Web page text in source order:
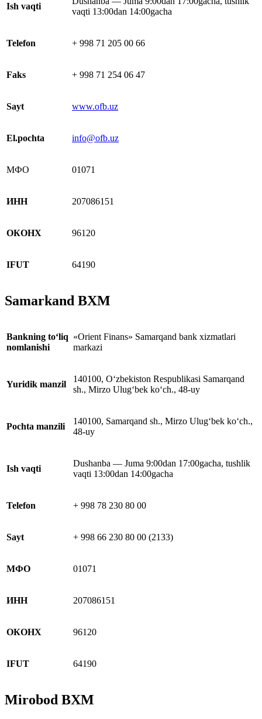
Ish vaqti
vaqti 13:00dan 14:00gacha
Telefon + 998 71 205 00 66
Faks + 998 71 254 06 47
Sayt www.ofb.uz
El.pochta info@ofb.uz
МФО 01071
ИНН 207086151
ОКОНХ 96120
IFUT 64190
Samarkand BXM
Bankning to‘liq
nomlanishi
«Orient Finans» Samarqand bank xizmatlari
markazi
Yuridik manzil
140100, O‘zbekiston Respublikasi Samarqand
sh., Mirzo Ulug‘bek ko‘ch., 48-uy
Pochta manzili
140100, Samarqand sh., Mirzo Ulug‘bek ko‘ch.,
48-uy
Ish vaqti
Dushanba — Juma 9:00dan 17:00gacha, tushlik
vaqti 13:00dan 14:00gacha
Telefon + 998 78 230 80 00
Sayt + 998 66 230 80 00 (2133)
МФО 01071
ИНН 207086151
ОКОНХ 96120
IFUT 64190
Mirobod BXM